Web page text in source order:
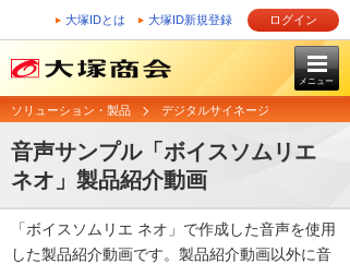
大塚IDとは 大塚ID新規登録 ログイン
メニュー
ソリューション・製品 デジタルサイネージ
音声サンプル「ボイスソムリエ
ネオ」製品紹介動画
「ボイスソムリエ ネオ」で作成した音声を使用
した製品紹介動画です。製品紹介動画以外に音